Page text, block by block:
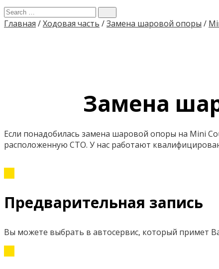
Главная /Ходовая часть /Замена шаровой опоры /
Замена
Если понадобилась замена шаровой опоры на Mini
расположенную СТО. У нас работают
Предварительная запись
Вы можете выбрать в автосервис, который примет